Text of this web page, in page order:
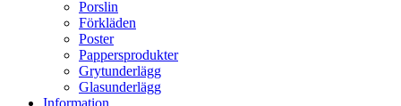
Porslin
Förkläden
Poster
Pappersprodukter
Grytunderlägg
Glasunderlägg
Information